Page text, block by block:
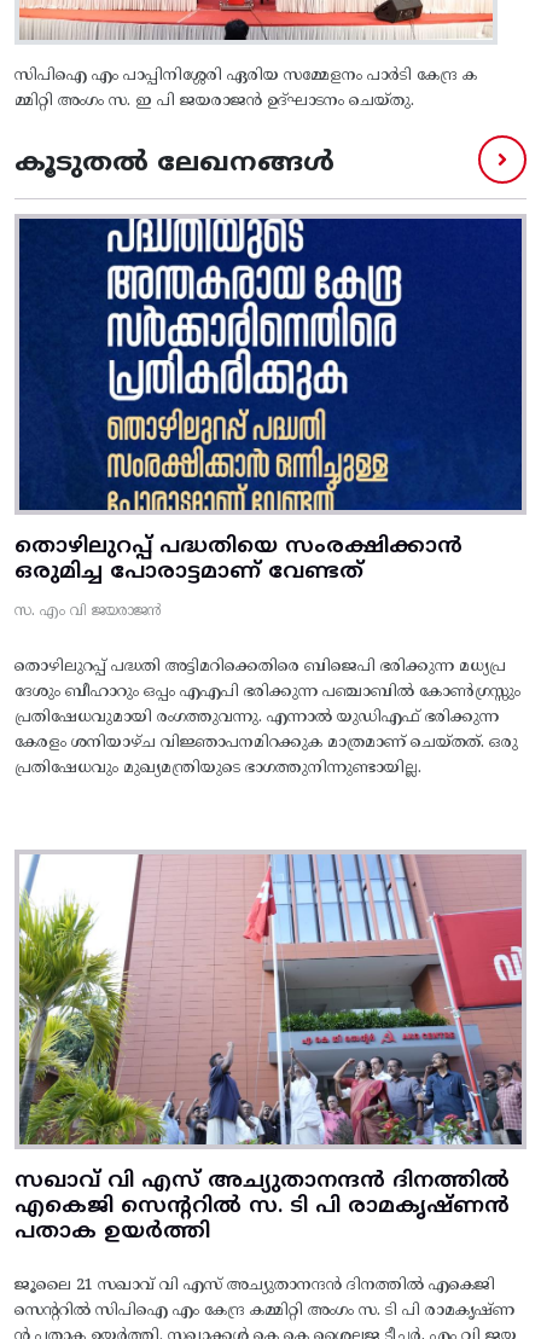
സിപിഐ എം പാപ്പിനിശ്ശേരി ഏരിയ സമ്മേളനം പാർടി കേന്ദ്ര ക
മ്മിറ്റി അംഗം സ. ഇ പി ജയരാജൻ ഉദ്ഘാടനം ചെയ്തു.
കൂടുതൽ ലേഖനങ്ങൾ
തൊഴിലുറപ്പ് പദ്ധതിയെ സംരക്ഷിക്കാൻ
ഒരുമിച്ച പോരാട്ടമാണ് വേണ്ടത്
സ. എം വി ജയരാജൻ
തൊഴിലുറപ്പ് പദ്ധതി അട്ടിമറിക്കെതിരെ ബിജെപി ഭരിക്കുന്ന മധ്യപ്ര
ദേശും ബീഹാറും ഒപ്പം എഎപി ഭരിക്കുന്ന പഞ്ചാബിൽ കോൺഗ്രസ്സും
പ്രതിഷേധവുമായി രംഗത്തുവന്നു. എന്നാൽ യുഡിഎഫ് ഭരിക്കുന്ന
കേരളം ശനിയാഴ്ച വിജ്ഞാപനമിറക്കുക മാത്രമാണ് ചെയ്തത്. ഒരു
പ്രതിഷേധവും മുഖ്യമന്ത്രിയുടെ ഭാഗത്തുനിന്നുണ്ടായില്ല.
സഖാവ് വി എസ് അച്യുതാനന്ദൻ ദിനത്തിൽ
എകെജി സെന്ററിൽ സ. ടി പി രാമകൃഷ്‌ണൻ
പതാക ഉയർത്തി
ജൂലൈ 21 സഖാവ് വി എസ് അച്യുതാനന്ദൻ ദിനത്തിൽ എകെജി
സെന്ററിൽ സിപിഐ എം കേന്ദ്ര കമ്മിറ്റി അംഗം സ. ടി പി രാമകൃഷ്‌ണ